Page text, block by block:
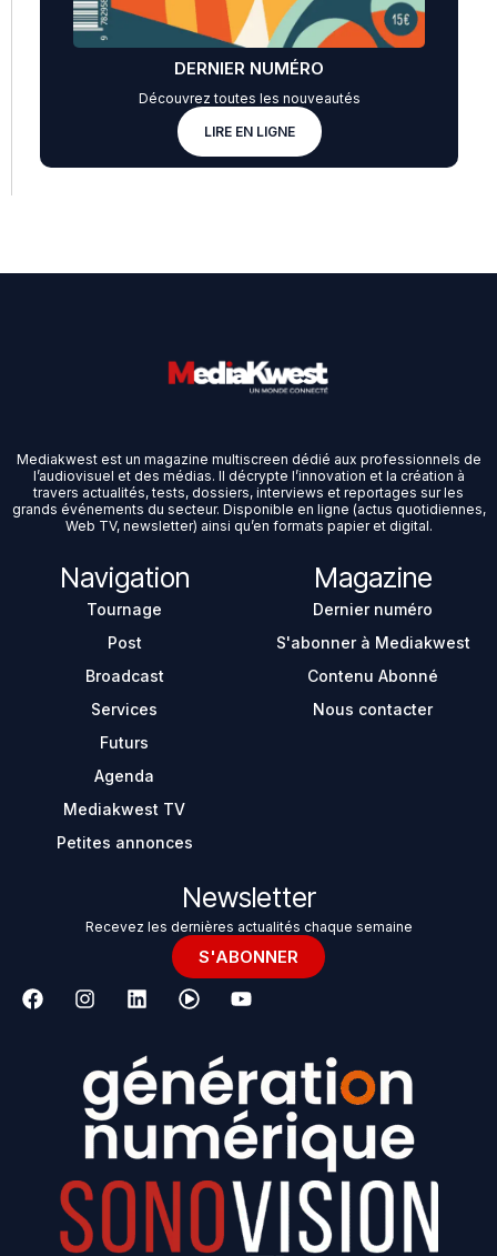
DERNIER NUMÉRO
Découvrez toutes les nouveautés
LIRE EN LIGNE
Mediakwest est un magazine multiscreen dédié aux professionnels de
l’audiovisuel et des médias. Il décrypte l’innovation et la création à
travers actualités, tests, dossiers, interviews et reportages sur les
grands événements du secteur. Disponible en ligne (actus quotidiennes,
Web TV, newsletter) ainsi qu’en formats papier et digital.
Navigation
Tournage
Post
Broadcast
Services
Futurs
Agenda
Mediakwest TV
Petites annonces
Magazine
Dernier numéro
S'abonner à Mediakwest
Contenu Abonné
Nous contacter
Newsletter
Recevez les dernières actualités chaque semaine
S'ABONNER